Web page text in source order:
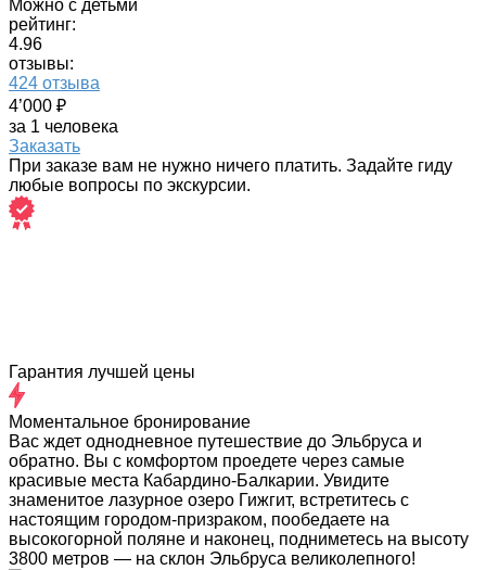
Можно с детьми
рейтинг:
4.96
отзывы:
424 отзыва
4’000 ₽
за 1 человека
Заказать
При заказе вам не нужно ничего платить. Задайте гиду
любые вопросы по экскурсии.
Гарантия лучшей цены
Моментальное бронирование
Вас ждет однодневное путешествие до Эльбруса и
обратно. Вы с комфортом проедете через самые
красивые места Кабардино-Балкарии. Увидите
знаменитое лазурное озеро Гижгит, встретитесь с
настоящим городом-призраком, пообедаете на
высокогорной поляне и наконец, подниметесь на высоту
3800 метров — на склон Эльбруса великолепного!